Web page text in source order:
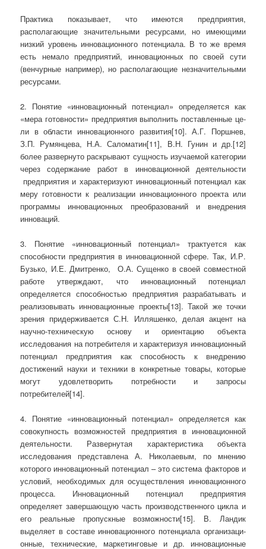
Практика показывает, что имеются предприятия,
располагающие значительными ресурсами, но имеющими
низкий уровень инновационного потенциала. В то же время
есть немало предприятий, инновационных по своей сути
(венчурные например), но располагающие незначительными
ресурсами.
2. Понятие «инновационный потенци­ал» определяется как
«мера готовности» предприятия выполнить поставленные це­
ли в области инновационного развития[10]. А.Г. Поршнев,
З.П. Румянцева, Н.А. Саломатин[11], В.Н. Гунин и др.[12]
более развернуто раскрывают сущность изучае­мой категории
через содержание работ в инновационной деятельности
предприятия и характеризуют инновационный потенци­ал как
меру готовности к реализации инно­вационного проекта или
программы инновационных преобразований и внедрения
инноваций.
3. Понятие «инновационный потенци­ал» трактуется как
способности предпри­ятия в инновационной сфере. Так, И.Р.
Бузько, И.Е. Дмитренко, О.А. Сущенко в своей совместной
работе утверждают, что инновационный потенциал
определяется способностью предприятия разрабатывать и
реализовывать инновационные проекты[13]. Такой же точки
зрения придерживается С.Н. Илляшенко, делая акцент на
научно-техническую основу и ориентацию объекта
исследования на потребителя и характеризуя инновационный
потенциал предпри­ятия как способность к внедрению
достижений науки и техники в конкретные това­ры, которые
могут удовлетворить потреб­ности и запросы
потребителей[14].
4. Понятие «инновационный потенци­ал» определяется как
совокупность воз­можностей предприятия в инновационной
деятельности. Развернутая характеристика объекта
исследования представлена А. Николаевым, по мнению
которого инноваци­онный потенциал – это система факторов и
условий, необходимых для осуществления инновационного
процесса. Инновацион­ный потенциал предприятия
определяет завершающую часть производственного цикла и
его реальные пропускные возмож­ности[15]. В. Ландик
выделяет в составе инновационного потенциала организаци­
онные, технические, маркетинговые и др. инновационные